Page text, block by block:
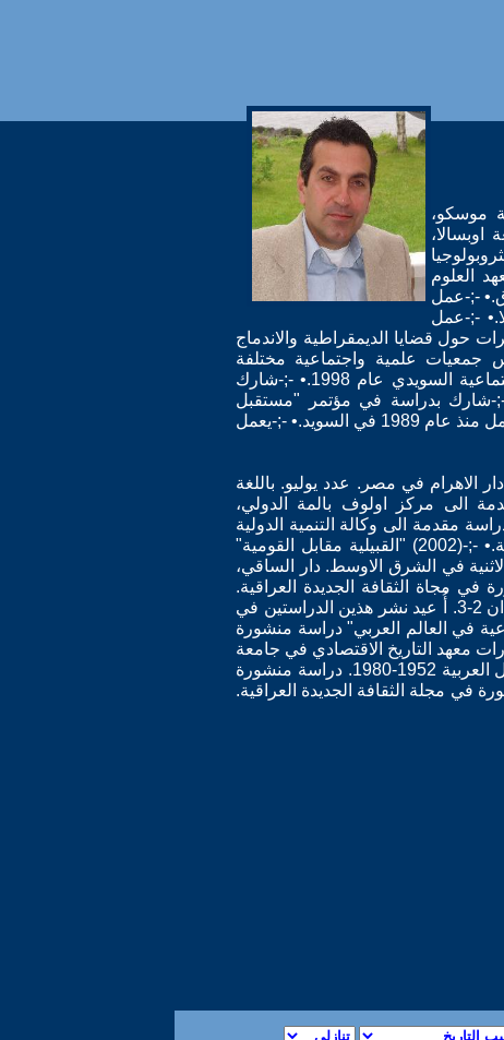
موسكو،
العلوم
-;-عمل
-;-عمل
حول قضايا الديمقراطية والاندماج
جمعيات علمية واجتماعية مختلفة
سابقا.• -;-شارك بدراسة في مؤتمر "العولمة وكيفيات فهمها عالميا" الذي نظمه مجلس البحوث الاجتماعية السويدي عام 1998.• -;-شارك
مؤتمر "القبائل والسلطة في الشرق الاوسط" الذي نظمته جامعة لندن عام 1999.• -;-شارك بدراسة في مؤتمر "مستقبل
الديمقراطية في العراق" الذي نظمته مجلة الثقافة الجديدة العراقية في هولندا عام 2000.• -;-يعيش ويعمل منذ عام 1989 في السويد.• -;-يعمل
الاهرام في مصر. عدد يوليو. باللغة
مقدمة الى مركز اولوف بالمة الدولي،
حقا" دراسة مقدمة الى وكالة التنمية الدولية
السويدية ومنشورة على الموقع: http://www.sida.se/content/1/c6/02/26/93/sivf.pdf. باللغة السويدية.• -;-(2002) "القبيلية مقابل القومية"
في الشرق الاوسط. دار الساقي،
منشورة في مجاة الثقافة الجديدة العراقية.
العدد 305. • -;-(2000) "الماركسيون العرب والعولمة" دراسة منشورة في مجلة الطريق اللبنانية. العددان 2-3. أُ عيد نشر هذين الدراستين في
واقعي للبيئة الاجتماعية في العالم العربي" دراسة منشورة
العددان 1 و 2. • -;-(1995) السياسة والاقتصاد في العراق 1958-1980. منشورات معهد التاريخ الاقتصادي في جامعة
اوبسالا، السويد. باللغة الانجليزية.• -;-(1994) "ألاسقاطات السياسية على النظام الاقتصادي لبعض الدول العربية 1952-1980. دراسة منشورة
العربي" دراسة منشورة في مجلة الثقافة الجديدة العراقية.